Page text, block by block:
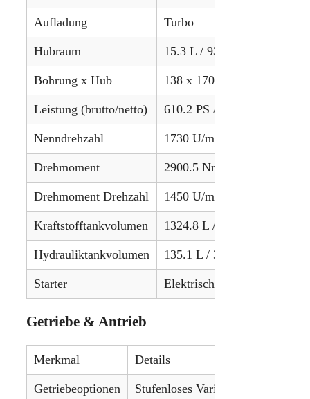
Aufladung Turbo
Hubraum 15.3 L / 933.7 in³
Bohrung x Hub 138 x 170 mm / 5.43 x 6.69
Leistung (brutto/netto) 610.2 PS / 455.0 kW (netto)
Nenndrehzahl 1730 U/min
Drehmoment 2900.5 Nm / 2139 lb-ft
Drehmoment Drehzahl 1450 U/min
Kraftstofftankvolumen 1324.8 L / 350 gal
Hydrauliktankvolumen 135.1 L / 35.7 gal
Starter Elektrisch
Getriebe & Antrieb
Merkmal Details
Getriebeoptionen Stufenloses VarioDrive-Getriebe